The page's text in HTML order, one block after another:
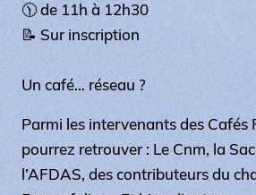
🕦 de 11h à 12h30
📝 Sur inscription
Un café… réseau ?
Parmi les intervenants des Cafés
pourrez retrouver : Le Cnm, la
l’AFDAS, des contributeurs du